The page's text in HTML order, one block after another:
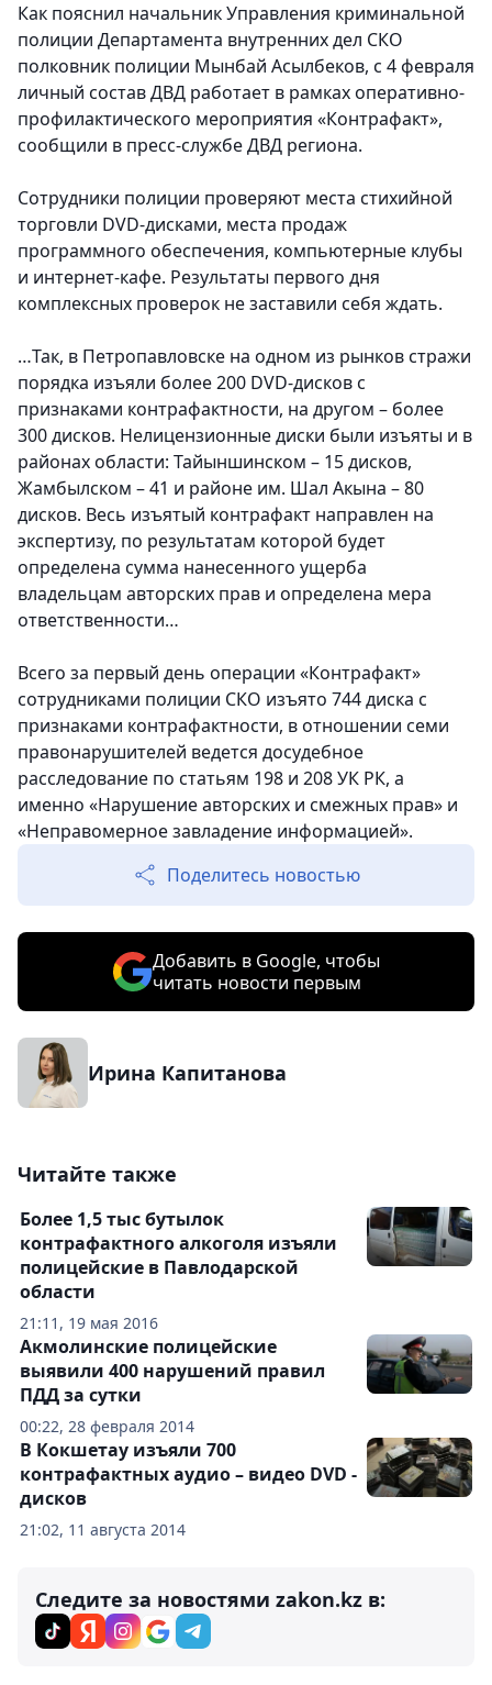
Как пояснил начальник Управления криминальной
полиции Департамента внутренних дел СКО
полковник полиции Мынбай Асылбеков, с 4 февраля
личный состав ДВД работает в рамках оперативно-
профилактического мероприятия «Контрафакт»,
сообщили в пресс-службе ДВД региона.
Сотрудники полиции проверяют места стихийной
торговли DVD-дисками, места продаж
программного обеспечения, компьютерные клубы
и интернет-кафе. Результаты первого дня
комплексных проверок не заставили себя ждать.
…Так, в Петропавловске на одном из рынков стражи
порядка изъяли более 200 DVD-дисков с
признаками контрафактности, на другом – более
300 дисков. Нелицензионные диски были изъяты и в
районах области: Тайыншинском – 15 дисков,
Жамбылском – 41 и районе им. Шал Акына – 80
дисков. Весь изъятый контрафакт направлен на
экспертизу, по результатам которой будет
определена сумма нанесенного ущерба
владельцам авторских прав и определена мера
ответственности…
Всего за первый день операции «Контрафакт»
сотрудниками полиции СКО изъято 744 диска с
признаками контрафактности, в отношении семи
правонарушителей ведется досудебное
расследование по статьям 198 и 208 УК РК, а
именно «Нарушение авторских и смежных прав» и
«Неправомерное завладение информацией».
Поделитесь новостью
Добавить в Google, чтобы
читать новости первым
Ирина Капитанова
Читайте также
21:11, 19 мая 2016
Более 1,5 тыс бутылок
контрафактного алкоголя изъяли
полицейские в Павлодарской
области
00:22, 28 февраля 2014
Акмолинские полицейские
выявили 400 нарушений правил
ПДД за сутки
21:02, 11 августа 2014
В Кокшетау изъяли 700
контрафактных аудио – видео DVD -
дисков
Следите за новостями zakon.kz в: